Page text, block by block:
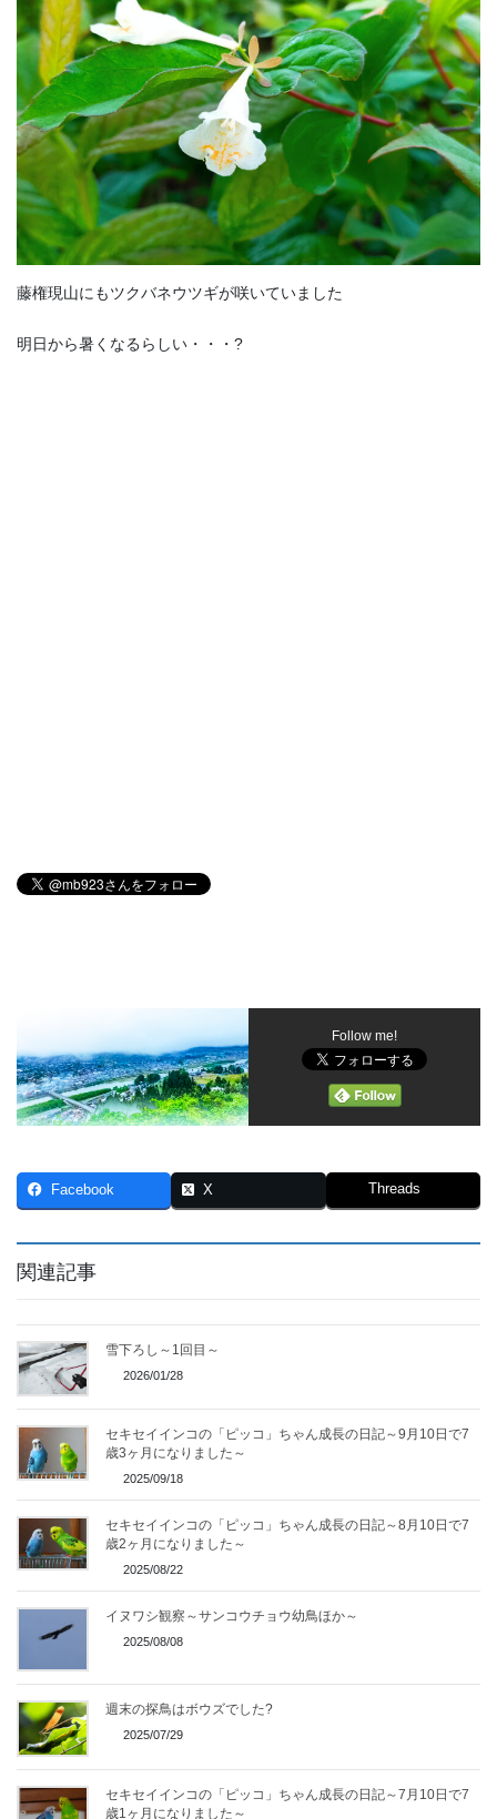
藤権現山にもツクバネウツギが咲いていました
明日から暑くなるらしい・・・?
Follow me!
Facebook X Threads
関連記事
雪下ろし～1回目～
2026/01/28
セキセイインコの「ピッコ」ちゃん成長の日記～9月10日で7
歳3ヶ月になりました～
2025/09/18
セキセイインコの「ピッコ」ちゃん成長の日記～8月10日で7
歳2ヶ月になりました～
2025/08/22
イヌワシ観察～サンコウチョウ幼鳥ほか～
2025/08/08
週末の探鳥はボウズでした?
2025/07/29
セキセイインコの「ピッコ」ちゃん成長の日記～7月10日で7
歳1ヶ月になりました～